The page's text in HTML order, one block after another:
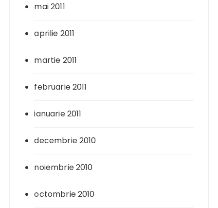
mai 2011
aprilie 2011
martie 2011
februarie 2011
ianuarie 2011
decembrie 2010
noiembrie 2010
octombrie 2010